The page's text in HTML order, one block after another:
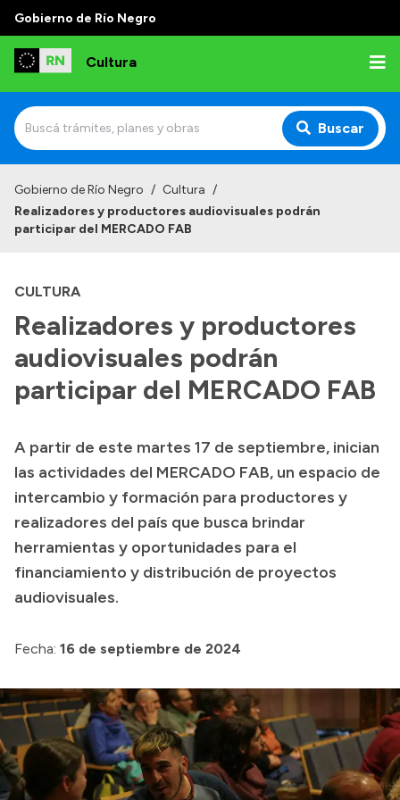
Gobierno de Río Negro
Cultura
Buscar
Institucional
Autoridades
Delegaciones
Normativa
Presupuesto
Boletín Oficial
Compras y licitaciones
Consulta de expedientes
Consulta de pago a proveedores
Convocatorias
Gobierno de Río Negro / Cultura /
Realizadores y productores audiovisuales podrán
participar del MERCADO FAB
CULTURA
Realizadores y productores
audiovisuales podrán
participar del MERCADO FAB
A partir de este martes 17 de septiembre, inician
las actividades del MERCADO FAB, un espacio de
intercambio y formación para productores y
realizadores del país que busca brindar
herramientas y oportunidades para el
financiamiento y distribución de proyectos
audiovisuales.
Fecha: 16 de septiembre de 2024